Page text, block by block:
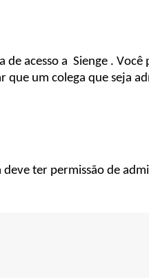
de acesso a Sienge . Você
que um colega que seja
ter permissão de